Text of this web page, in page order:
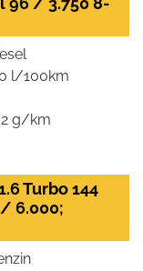
l/100km
g/km
Turbo 144
/ 6.000;